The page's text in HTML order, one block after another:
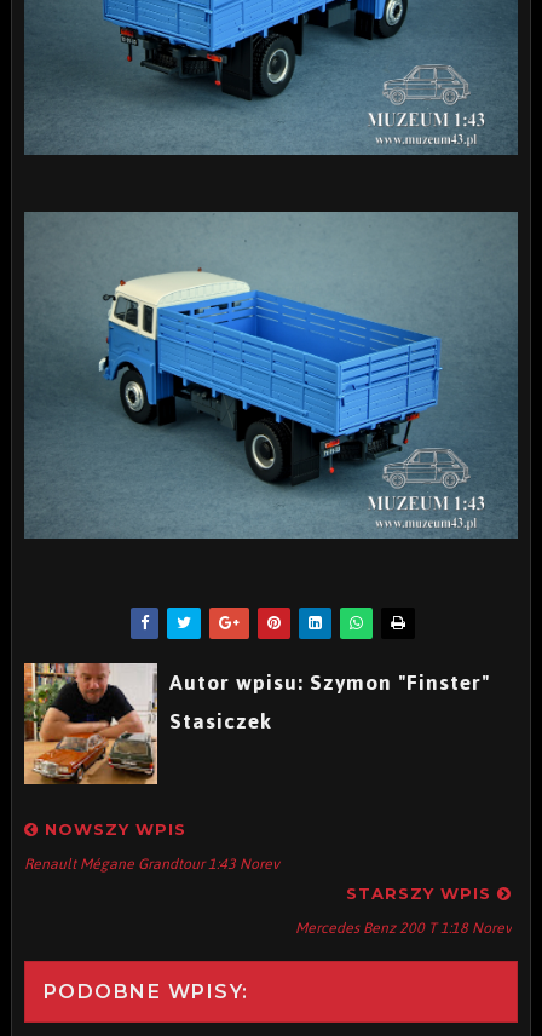
Autor wpisu: Szymon "Finster"
Stasiczek
NOWSZY WPIS
Renault Mégane Grandtour 1:43 Norev
STARSZY WPIS
Mercedes Benz 200 T 1:18 Norev
PODOBNE WPISY: